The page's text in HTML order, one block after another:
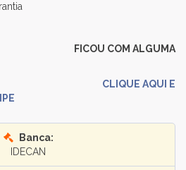
ALGUMA
CLIQUE AQUI E
Banca:
IDECAN